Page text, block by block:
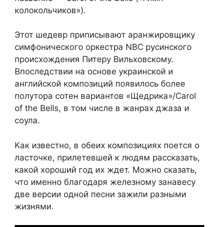
колокольчиков»).
Этот шедевр приписывают аранжировщику
симфонического оркестра NBC русинского
происхождения Питеру Вильховскому.
Впоследствии на основе украинской и
английской композиций появилось более
полутора сотен вариантов «Щедрика»/Carol
of the Bells, в том числе в жанрах джаза и
соула.
Как известно, в обеих композициях поется о
ласточке, прилетевшей к людям рассказать,
какой хороший год их ждет. Можно сказать,
что именно благодаря железному занавесу
две версии одной песни зажили разными
жизнями.